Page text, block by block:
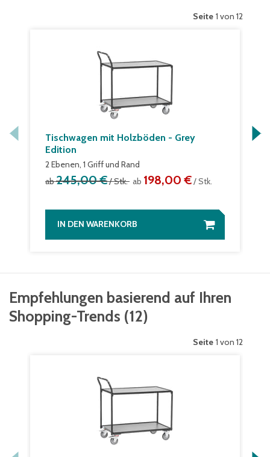
Seite 1 von 12
Tischwagen mit Holzböden - Grey
Edition
2 Ebenen, 1 Griff und Rand
ab245,00 €/ Stk. ab 198,00 €/ Stk.
IN DEN WARENKORB
Empfehlungen basierend auf Ihren
Shopping-Trends (12)
Seite 1 von 12